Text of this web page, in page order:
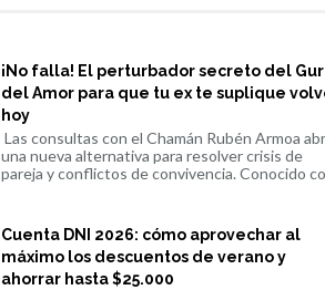
¡No falla! El perturbador secreto del
del Amor para que tu ex te suplique
hoy
Las consultas con el Chamán Rubén Armoa
una nueva alternativa para resolver crisis de
pareja y conflictos de convivencia. Conocido
Cuenta DNI 2026: cómo aprovechar al
máximo los descuentos de verano y
ahorrar hasta $25.000